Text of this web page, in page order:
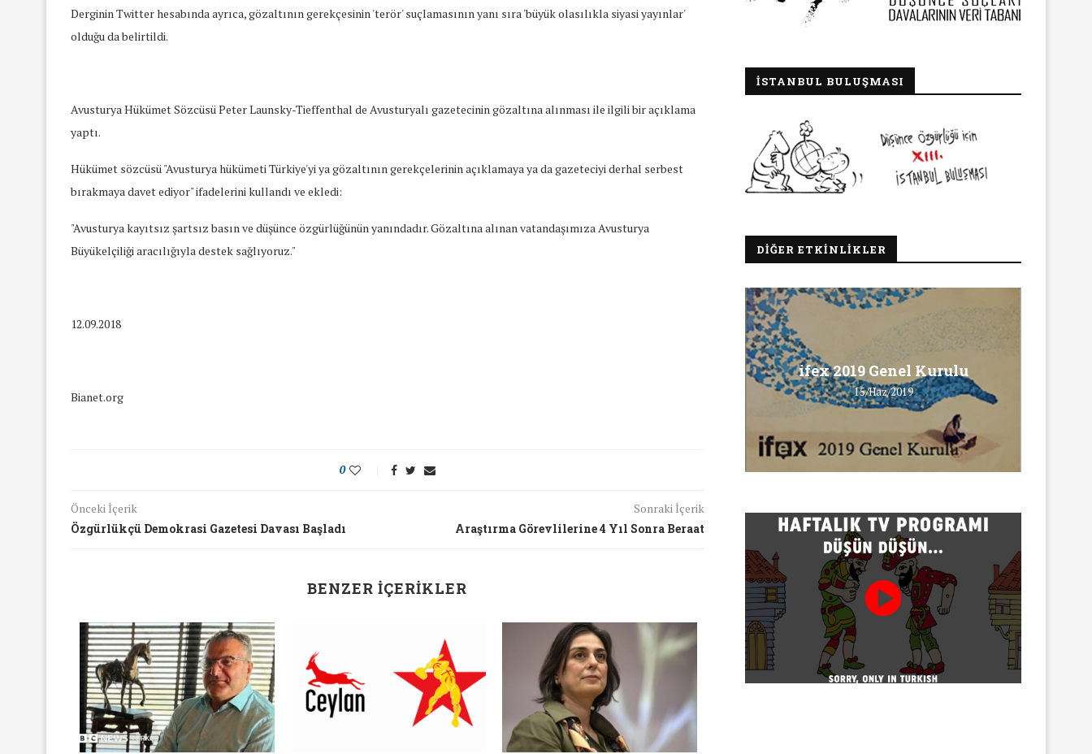
Derginin Twitter hesabında ayrıca, gözaltının gerekçesinin 'terör' suçlamasının yanı sıra 'büyük olasılıkla siyasi yayınlar'
olduğu da belirtildi.
Avusturya Hükümet Sözcüsü Peter Launsky-Tieffenthal de Avusturyalı gazetecinin gözaltına alınması ile ilgili bir açıklama
yaptı.
Hükümet sözcüsü "Avusturya hükümeti Türkiye'yi ya gözaltının gerekçelerinin açıklamaya ya da gazeteciyi derhal serbest
bırakmaya davet ediyor" ifadelerini kullandı ve ekledi:
"Avusturya kayıtsız şartsız basın ve düşünce özgürlüğünün yanındadır. Gözaltına alınan vatandaşımıza Avusturya
Büyükelçiliği aracılığıyla destek sağlıyoruz."
12.09.2018
Bianet.org
0
Önceki İçerik
Özgürlükçü Demokrasi Gazetesi Davası Başladı
Sonraki İçerik
Araştırma Görevlilerine 4 Yıl Sonra Beraat
BENZER İÇERIKLER
JINNEWS’in Türkçe X hesabına
erişim engeli
30/07/2026
İSTANBUL BULUŞMASI
DIĞER ETKINLIKLER
16/Nis/2018
ifex 2019 Genel Kurulu
15/Haz/2019